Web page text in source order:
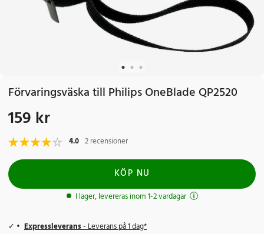
Förvaringsväska till Philips OneBlade QP2520
Pris:159 kr
159 kr
4.0 2 recensioner
KÖP NU
I lager, levereras inom 1-2 vardagar
Expressleverans- Leverans på 1 dag*